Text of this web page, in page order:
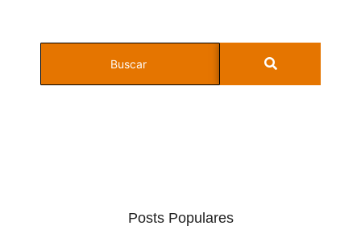
Posts Populares